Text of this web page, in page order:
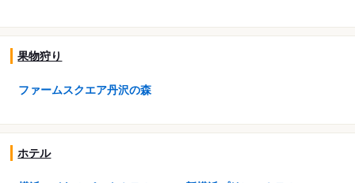
果物狩り
ファームスクエア丹沢の森
ホテル